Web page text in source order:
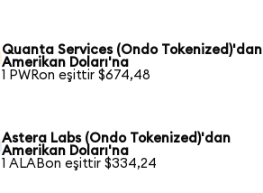
Quanta Services (Ondo Tokenized)'dan
Amerikan Doları'na
1 PWRon eşittir $674,48
Astera Labs (Ondo Tokenized)'dan
Amerikan Doları'na
1 ALABon eşittir $334,24